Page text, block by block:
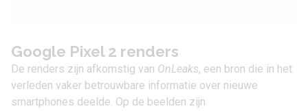
Google Pixel 2 renders
De renders zijn afkomstig van OnLeaks, een bron die in het
verleden vaker betrouwbare informatie over nieuwe
smartphones deelde. Op de beelden zijn